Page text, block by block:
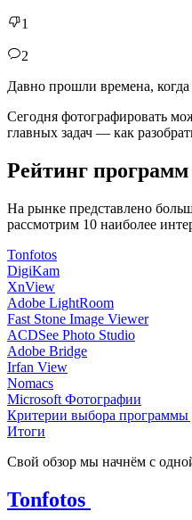
1
2
Давно прошли времена,
Сегодня фотографировать
главных задач — как
Рейтинг
На рынке представлено
рассмотрим 10 наиболее
Tonfotos
DigiKam
XnView
Adobe LightRoom
Fast Stone Image Viewer
ACDSee Photo Studio
Adobe Bridge
Irfan View
Nomacs
Microsoft Фотографии
Критерии выбора программы
Итоги
Свой обзор мы начнём с
Tonfotos